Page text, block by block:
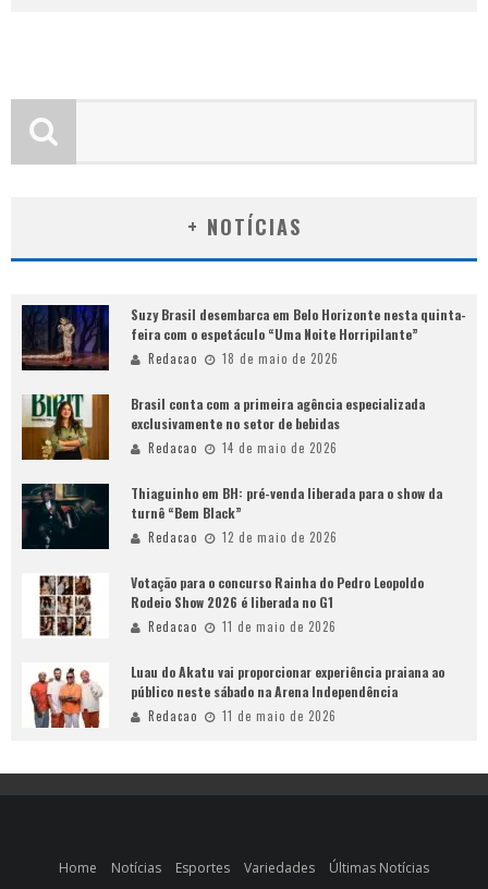
+ NOTÍCIAS
Suzy Brasil desembarca em Belo Horizonte nesta quinta-
feira com o espetáculo “Uma Noite Horripilante”
Redacao 18 de maio de 2026
Brasil conta com a primeira agência especializada
exclusivamente no setor de bebidas
Redacao 14 de maio de 2026
Thiaguinho em BH: pré-venda liberada para o show da
turnê “Bem Black”
Redacao 12 de maio de 2026
Votação para o concurso Rainha do Pedro Leopoldo
Rodeio Show 2026 é liberada no G1
Redacao 11 de maio de 2026
Luau do Akatu vai proporcionar experiência praiana ao
público neste sábado na Arena Independência
Redacao 11 de maio de 2026
Home Notícias Esportes Variedades Últimas Notícias